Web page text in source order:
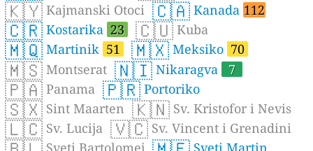
🇰🇾 Kajmanski Otoci 🇨🇦 Kanada 112
🇨🇷 Kostarika 23 🇨🇺 Kuba
🇲🇶 Martinik 51 🇲🇽 Meksiko 70
🇲🇸 Montserat 🇳🇮 Nikaragva 7
🇵🇦 Panama 🇵🇷 Portoriko
🇸🇽 Sint Maarten 🇰🇳 Sv. Kristofor i Nevis
🇱🇨 Sv. Lucija 🇻🇨 Sv. Vincent i Grenadini